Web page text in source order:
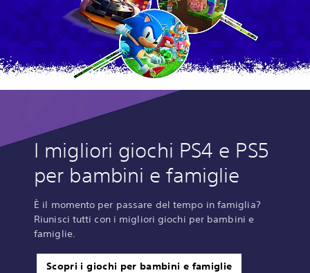
I migliori giochi PS4 e PS5
per bambini e famiglie
È il momento per passare del tempo in famiglia?
Riunisci tutti con i migliori giochi per bambini e
famiglie.
Scopri i giochi per bambini e famiglie